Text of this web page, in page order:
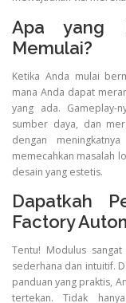
Apa yang
Memulai?
Ketika Anda mulai
mana Anda dapat
yang ada. Gameplay-
sumber daya, dan
dengan
memecahkan masalah
desain yang estetis.
Dapatkah
Factory
Tentu! Modulus
sederhana dan intuitif.
panduan yang praktis,
tertekan. Tidak